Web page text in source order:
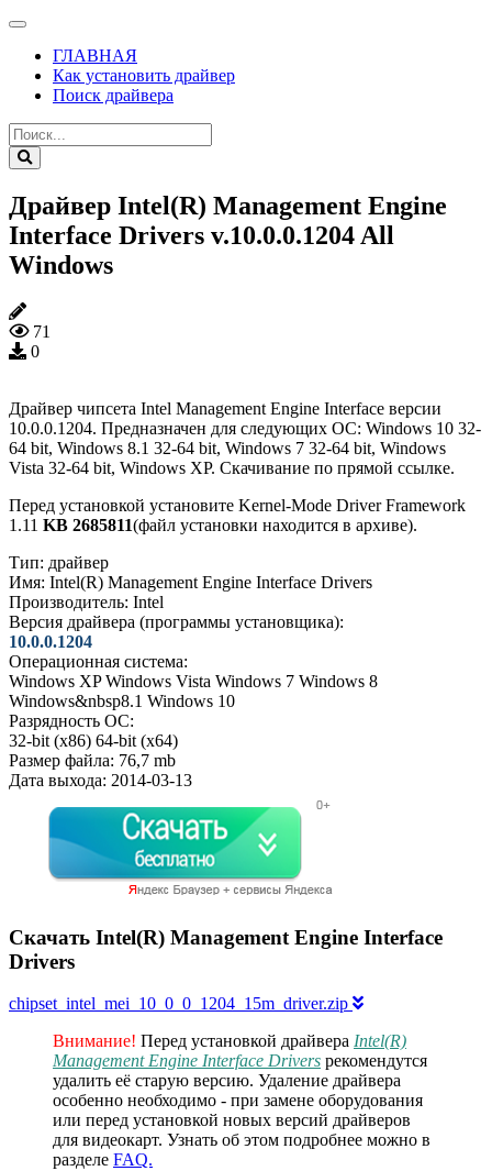
ГЛАВНАЯ
Как установить драйвер
Поиск драйвера
Драйвер Intel(R) Management Engine
Interface Drivers v.10.0.0.1204 All
Windows
71
0
Драйвер чипсета Intel Management Engine Interface версии
10.0.0.1204. Предназначен для следующих ОС: Windows 10 32-
64 bit, Windows 8.1 32-64 bit, Windows 7 32-64 bit, Windows
Vista 32-64 bit, Windows XP. Скачивание по прямой ссылке.
Перед установкой установите Kernel-Mode Driver Framework
1.11 KB 2685811(файл установки находится в архиве).
Тип: драйвер
Имя: Intel(R) Management Engine Interface Drivers
Производитель: Intel
Версия драйвера (программы установщика):
10.0.0.1204
Операционная система:
Windows XP Windows Vista Windows 7 Windows 8
Windows&nbsp8.1 Windows 10
Разрядность ОС:
32-bit (x86) 64-bit (x64)
Размер файла: 76,7 mb
Дата выхода: 2014-03-13
Скачать Intel(R) Management Engine Interface
Drivers
chipset_intel_mei_10_0_0_1204_15m_driver.zip
Внимание! Перед установкой драйвера Intel(R)
Management Engine Interface Drivers рекомендутся
удалить её старую версию. Удаление драйвера
особенно необходимо - при замене оборудования
или перед установкой новых версий драйверов
для видеокарт. Узнать об этом подробнее можно в
разделе FAQ.